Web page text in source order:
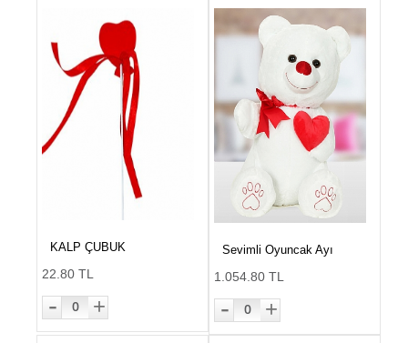
KALP ÇUBUK
22.80 TL
- 0 +
Sevimli Oyuncak Ayı
1.054.80 TL
- 0 +